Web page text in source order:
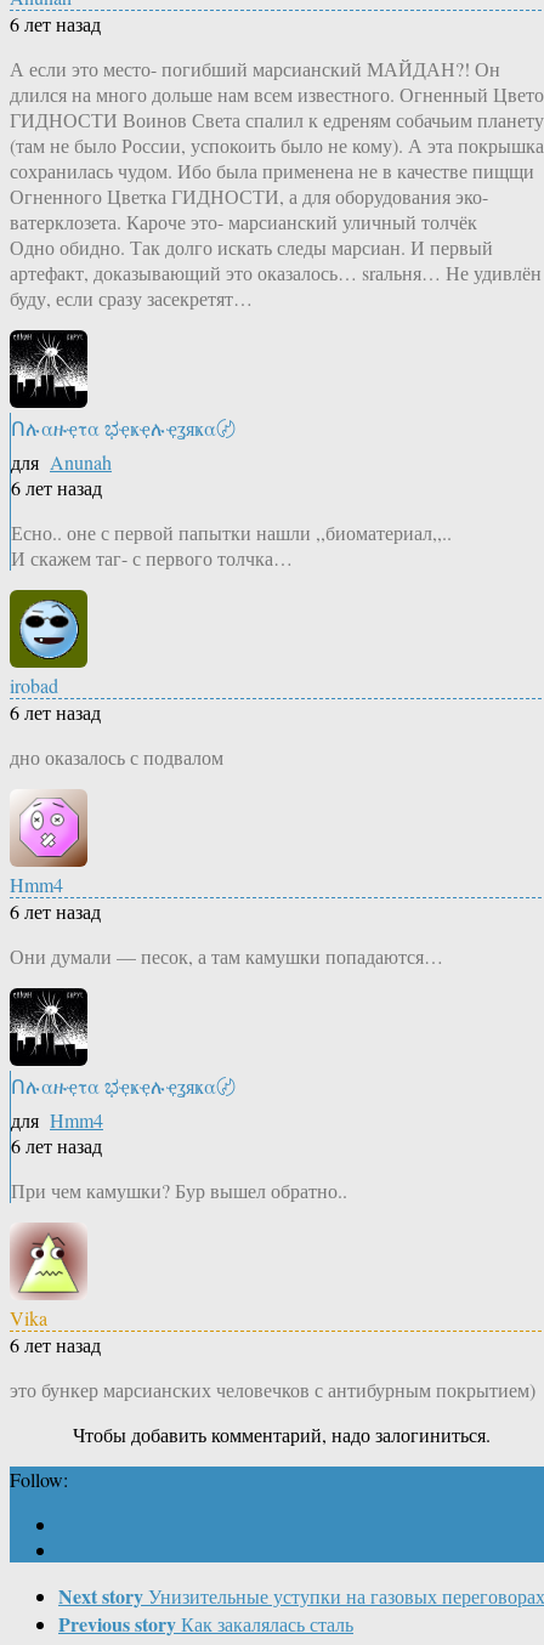
6 лет назад
А если это место- погибший марсианский МАЙДАН?! Он
длился на много дольше нам всем известного. Огненный
ГИДНОСТИ Воинов Света спалил к едреням собачьим планету
(там не было России, успокоить было не кому). А эта покрышка
сохранилась чудом. Ибо была применена не в качестве пищщи
Огненного Цветка ГИДНОСТИ, а для оборудования эко-
ватерклозета. Кароче это- марсианский уличный толчёк
Одно обидно. Так долго искать следы марсиан. И первый
артефакт, доказывающий это оказалось… srальня… Не удивлён
буду, если сразу засекретят…
Ոሉαዙҿτα ಭҿҝҿሉҿʓяҝα〄
для Anunah
6 лет назад
Есно.. оне с первой папытки нашли ,,биоматериал,,..
И скажем таг- с первого толчка…
irobad
6 лет назад
дно оказалось с подвалом
Hmm4
6 лет назад
Они думали — песок, а там камушки попадаются…
Ոሉαዙҿτα ಭҿҝҿሉҿʓяҝα〄
для Hmm4
6 лет назад
При чем камушки? Бур вышел обратно..
Vika
6 лет назад
это бункер марсианских человечков с антибурным покрытием)
Чтобы добавить комментарий, надо залогиниться.
Follow:
Next storyУнизительные уступки на газовых переговорах
Previous storyКак закалялась сталь